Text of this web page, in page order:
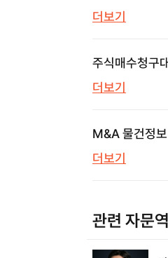
모든 것 | M&A
더보기
주식매수청구
놓치면 안 될 신
더보기
M&A 물건정
의류쇼핑몰·프
더보기
관련 자문역